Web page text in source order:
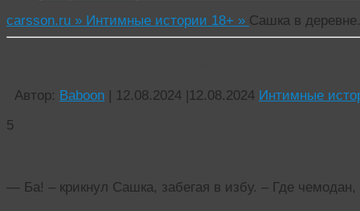
carsson.ru » Интимные истории 18+ » Сашка в
Автор: Baboon | 12.08.2024 |12.08.2024 Интимные
5
— Ба! – крикнул Сашка, забегая в избу. – Где